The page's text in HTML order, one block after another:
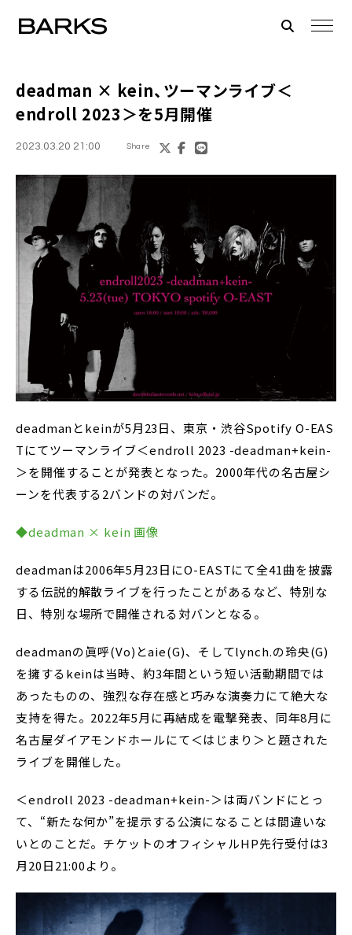
deadman × kein、ツーマンライブ＜
endroll 2023＞を5月開催
2023.03.20 21:00 Share
deadmanとkeinが5月23日、東京・渋谷Spotify O-EAS
Tにてツーマンライブ＜endroll 2023 -deadman+kein-
＞を開催することが発表となった。2000年代の名古屋シ
ーンを代表する2バンドの対バンだ。
◆deadman × kein 画像
deadmanは2006年5月23日にO-EASTにて全41曲を披露
する伝説的解散ライブを行ったことがあるなど、特別な
日、特別な場所で開催される対バンとなる。
deadmanの眞呼(Vo)とaie(G)、そしてlynch.の玲央(G)
を擁するkeinは当時、約3年間という短い活動期間では
あったものの、強烈な存在感と巧みな演奏力にて絶大な
支持を得た。2022年5月に再結成を電撃発表、同年8月に
名古屋ダイアモンドホールにて＜はじまり＞と題された
ライブを開催した。
＜endroll 2023 -deadman+kein-＞は両バンドにとっ
て、“新たな何か”を提示する公演になることは間違いな
いとのことだ。チケットのオフィシャルHP先行受付は3
月20日21:00より。